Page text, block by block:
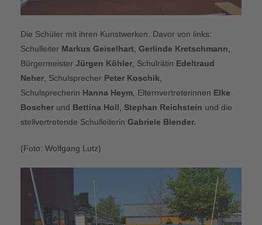
Die Schüler mit ihren Kunstwerken. Davor von links:
Schulleiter Markus Geiselhart Gerlinde Kretschmann
Bürgermeister Jürgen Köhler, Schulrätin Edeltraud
Neher, Schulsprecher Peter Koschik
Schulsprecherin Hanna Heym , Elternvertreterinnen Elke
Boscherund Bettina Holl Stephan Reichstein und die
stellvertretende Schulleiterin Gabriele Blender.
(Foto: Wolfgang Lutz)